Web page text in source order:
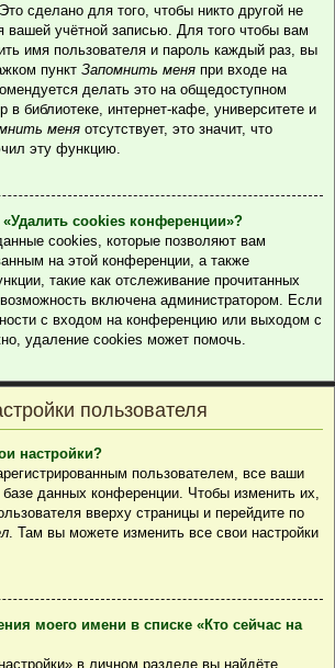
сделано для того, чтобы никто другой не
вашей учётной записью. Для того чтобы вам
имя пользователя и пароль каждый раз, вы
пункт Запомнить меня при входе на
делать это на общедоступном
в библиотеке, интернет-кафе, университете и
меня отсутствует, это значит, что
эту функцию.
cookies конференции»?
cookies, которые позволяют вам
на этой конференции, а также
такие как отслеживание прочитанных
включена администратором. Если
с входом на конференцию или выходом с
удаление cookies может помочь.
пользователя
настройки?
пользователем, все ваши
базе данных конференции. Чтобы изменить их,
вверху страницы и перейдите по
. Там вы можете изменить все свои настройки
моего имени в списке «Кто сейчас на
в личном разделе вы найдёте